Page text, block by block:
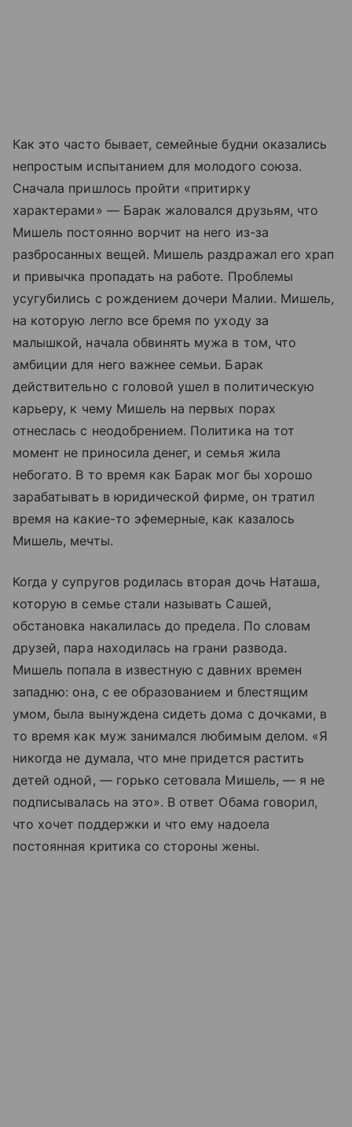
Как это часто бывает, семейные будни оказались
непростым испытанием для молодого союза.
Сначала пришлось пройти «притирку
характерами» — Барак жаловался друзьям, что
Мишель постоянно ворчит на него из-за
разбросанных вещей. Мишель раздражал его храп
и привычка пропадать на работе. Проблемы
усугубились с рождением дочери Малии. Мишель,
на которую легло все бремя по уходу за
малышкой, начала обвинять мужа в том, что
амбиции для него важнее семьи. Барак
действительно с головой ушел в политическую
карьеру, к чему Мишель на первых порах
отнеслась с неодобрением. Политика на тот
момент не приносила денег, и семья жила
небогато. В то время как Барак мог бы хорошо
зарабатывать в юридической фирме, он тратил
время на какие-то эфемерные, как казалось
Мишель, мечты.
Когда у супругов родилась вторая дочь Наташа,
которую в семье стали называть Сашей,
обстановка накалилась до предела. По словам
друзей, пара находилась на грани развода.
Мишель попала в известную с давних времен
западню: она, с ее образованием и блестящим
умом, была вынуждена сидеть дома с дочками, в
то время как муж занимался любимым делом. «Я
никогда не думала, что мне придется растить
детей одной, — горько сетовала Мишель, — я не
подписывалась на это». В ответ Обама говорил,
что хочет поддержки и что ему надоела
постоянная критика со стороны жены.